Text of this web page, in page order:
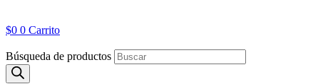
$0 0 Carrito
Búsqueda de productos